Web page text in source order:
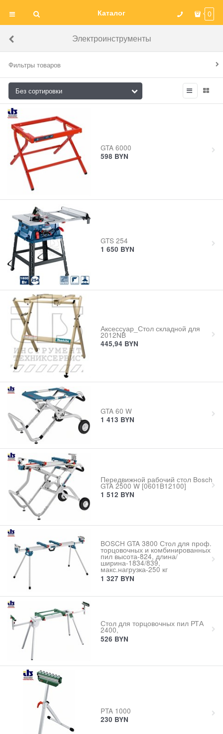
Каталог 0
Электроинструменты
Фильтры товаров
GTA 6000
598 BYN
GTS 254
1 650 BYN
Аксессуар_Стол складной для
2012NB
445,94 BYN
GTA 60 W
1 413 BYN
Передвижной рабочий стол Bosch
GTA 2500 W [0601B12100]
1 512 BYN
BOSCH GTA 3800 Стол для проф.
торцовочных и комбинированных
пил высота-824, длина/
ширина-1834/839,
макс.нагрузка-250 кг
1 327 BYN
Стол для торцовочных пил РТА
2400,
526 BYN
PTA 1000
230 BYN